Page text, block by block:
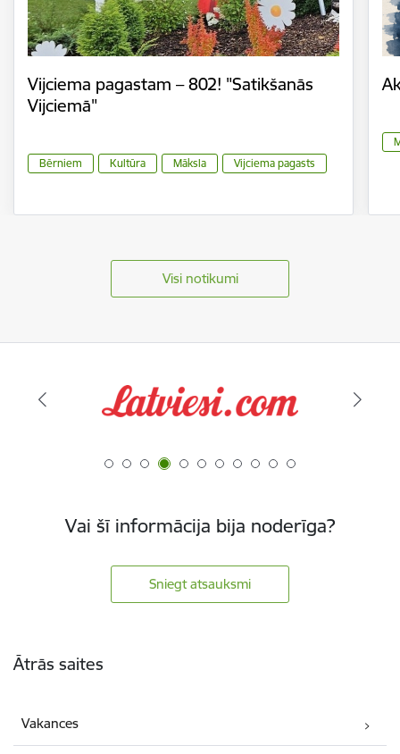
Vijciema pagastam – 802! "Satikšanās
Vijciemā"
Bērniem Kultūra Māksla Vijciema pagasts
Visi notikumi
Vai šī informācija bija noderīga?
Sniegt atsauksmi
Ātrās saites
Vakances